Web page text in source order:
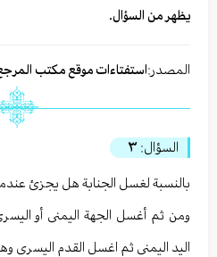
يظهر من السؤال.
المصدر:استفتاءات موقع مكتب
السؤال: ٣
بالنسبة لغسل الجنابة هل يجزئ
ومن ثم أغسل الجهة اليمنى أو
اليد اليمنى ثم اغسل القدم اليسرى